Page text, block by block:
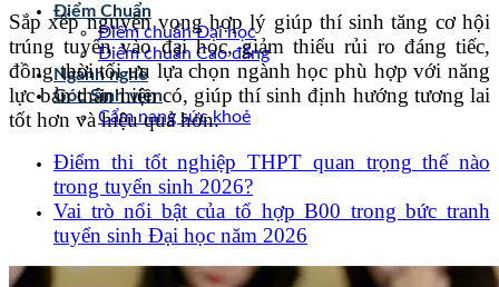
Điểm Chuẩn
Điểm chuẩn Đại học
Điểm chuẩn Cao đẳng
Ngành nghề
Góc Sinh viên
Cẩm nang sức khoẻ
Sắp xếp nguyện vọng hợp lý giúp thí sinh tăng cơ hội
trúng tuyển vào đại học, giảm thiểu rủi ro đáng tiếc,
đồng thời tối ưu lựa chọn ngành học phù hợp với năng
lực bản thân hiện có, giúp thí sinh định hướng tương lai
tốt hơn và hiệu quả hơn.
Điểm thi tốt nghiệp THPT quan trọng thế nào
trong tuyển sinh 2026?
Vai trò nổi bật của tổ hợp B00 trong bức tranh
tuyển sinh Đại học năm 2026